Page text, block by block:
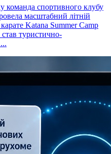
команда спортивного клубу
масштабний літній
Katana Summer Camp
туристично-